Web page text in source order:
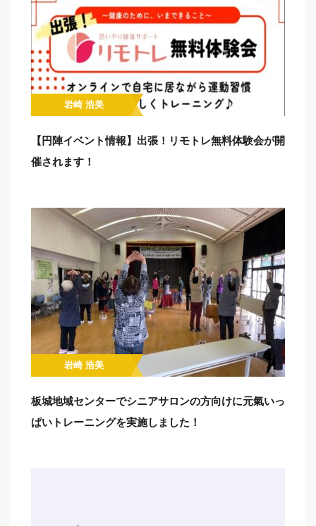
岩崎 浩美
【円陣イベント情報】出張！リモトレ無料体験会が開
催されます！
岩崎 浩美
板城地域センターでシニアサロンの方向けに元氣いっ
ぱいトレーニングを実施しました！